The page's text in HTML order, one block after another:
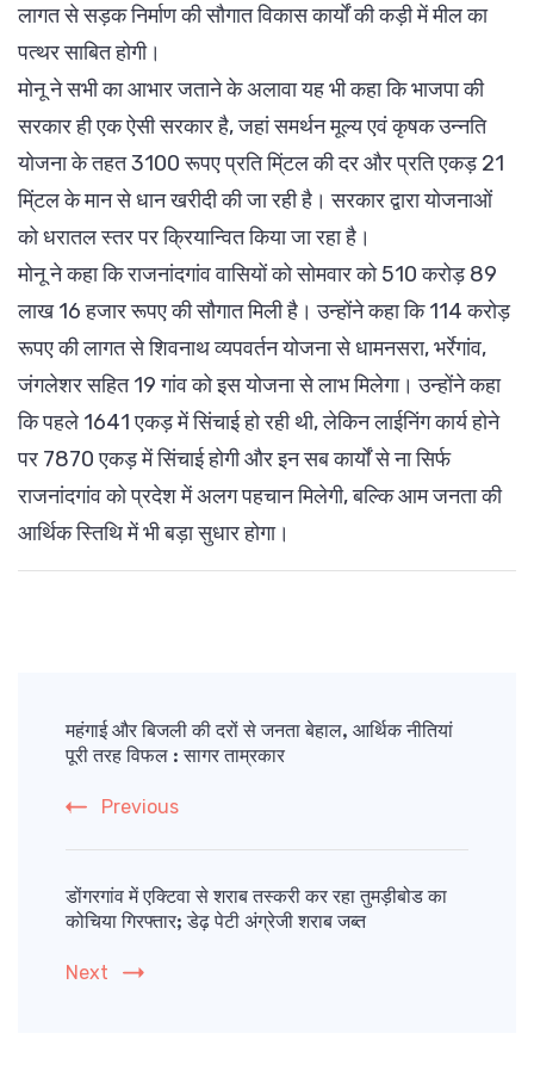
लागत से सड़क निर्माण की सौगात विकास कार्यों की कड़ी में मील का
पत्थर साबित होगी।
मोनू ने सभी का आभार जताने के अलावा यह भी कहा कि भाजपा की
सरकार ही एक ऐसी सरकार है, जहां समर्थन मूल्य एवं कृषक उन्नति
योजना के तहत 3100 रूपए प्रति मि्ंटल की दर और प्रति एकड़ 21
मि्ंटल के मान से धान खरीदी की जा रही है। सरकार द्वारा योजनाओं
को धरातल स्तर पर क्रियान्वित किया जा रहा है।
मोनू ने कहा कि राजनांदगांव वासियों को सोमवार को 510 करोड़ 89
लाख 16 हजार रूपए की सौगात मिली है। उन्होंने कहा कि 114 करोड़
रूपए की लागत से शिवनाथ व्यपवर्तन योजना से धामनसरा, भर्रेगांव,
जंगलेशर सहित 19 गांव को इस योजना से लाभ मिलेगा। उन्होंने कहा
कि पहले 1641 एकड़ में सिंचाई हो रही थी, लेकिन लाईनिंग कार्य होने
पर 7870 एकड़ में सिंचाई होगी और इन सब कार्यों से ना सिर्फ
राजनांदगांव को प्रदेश में अलग पहचान मिलेगी, बल्कि आम जनता की
आर्थिक स्तिथि में भी बड़ा सुधार होगा।
Navigation
महंगाई और बिजली की दरों से जनता बेहाल, आर्थिक नीतियां
पूरी तरह विफल : सागर ताम्रकार
Previous
डोंगरगांव में एक्टिवा से शराब तस्करी कर रहा तुमड़ीबोड का
कोचिया गिरफ्तार; डेढ़ पेटी अंग्रेजी शराब जब्त
Next